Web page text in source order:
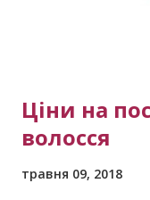
423 8294 тел +380
Ціни на
волосся
травня 09, 2018